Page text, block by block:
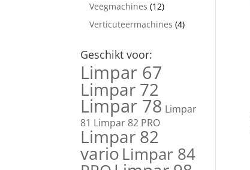
Veegmachines (12)
Verticuteermachines (4)
Geschikt voor:
Limpar 67
Limpar 72
Limpar 78 Limpar
81 Limpar 82 PRO
Limpar 82
varioLimpar 84